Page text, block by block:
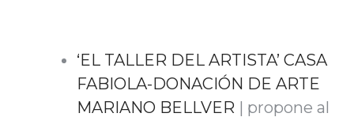
‘EL TALLER DEL ARTISTA’ CASA
FABIOLA-DONACIÓN DE ARTE
MARIANO BELLVER | propone al